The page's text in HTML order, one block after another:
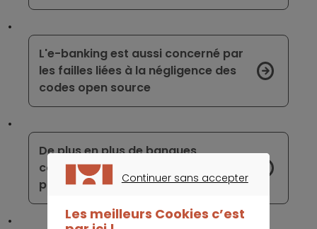
L'e-banking est aussi concerné par
les failles liées à la négligence des
codes open source
De plus en plus de banques
collaborent avec les Fintech via les
plateformes d’open banking
Continuer sans accepter
Les meilleurs Cookies c’est